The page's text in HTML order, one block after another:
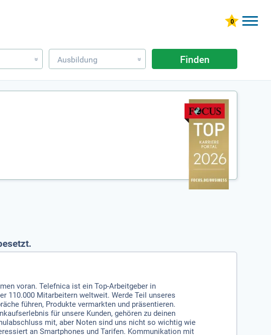
» Ausbildung » Finden
voran. Telefnica ist ein Top-Arbeitgeber in
110.000 Mitarbeitern weltweit. Werde Teil unseres
führen, Produkte vermarkten und präsentieren.
für unsere Kunden, gehören zu deinen
mit, aber Noten sind uns nicht so wichtig wie
an Smartphones und Tarifen. Kommunikation mit